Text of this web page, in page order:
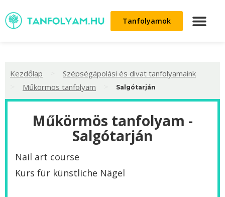
Tanfolyamok
Kezdőlap Szépségápolási és divat tanfolyamaink
Műkörmös tanfolyam Salgótarján
Műkörmös tanfolyam -
Salgótarján
Nail art course
Kurs für künstliche Nägel